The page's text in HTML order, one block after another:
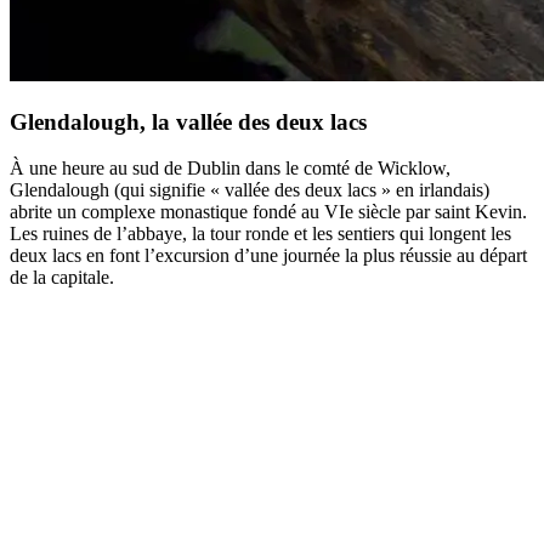
Glendalough, la vallée des deux lacs
À une heure au sud de Dublin dans le comté de Wicklow,
Glendalough (qui signifie « vallée des deux lacs » en irlandais)
abrite un complexe monastique fondé au VIe siècle par saint Kevin.
Les ruines de l’abbaye, la tour ronde et les sentiers qui longent les
deux lacs en font l’excursion d’une journée la plus réussie au départ
de la capitale.